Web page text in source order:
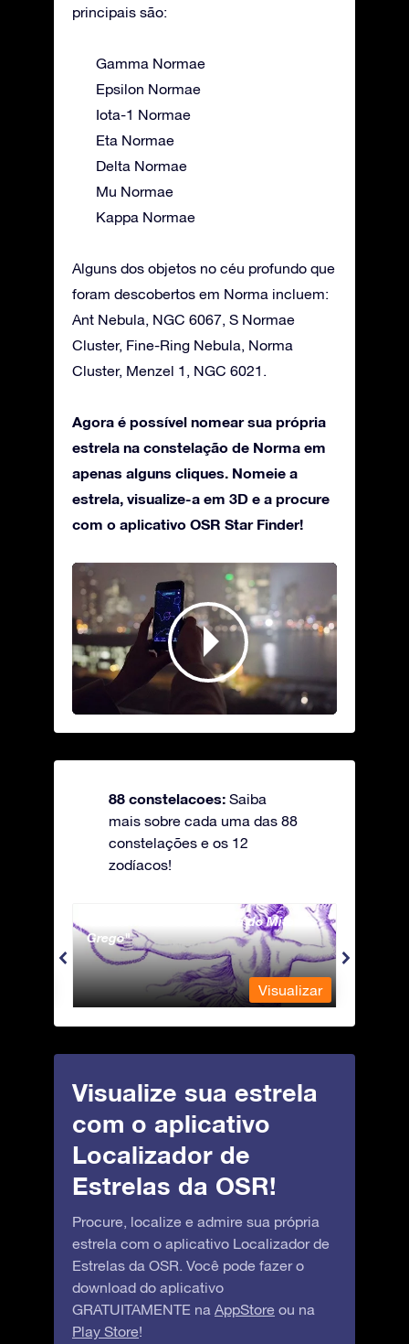
principais são:
Gamma Normae
Epsilon Normae
Iota-1 Normae
Eta Normae
Delta Normae
Mu Normae
Kappa Normae
Alguns dos objetos no céu profundo que
foram descobertos em Norma incluem:
Ant Nebula, NGC 6067, S Normae
Cluster, Fine-Ring Nebula, Norma
Cluster, Menzel 1, NGC 6021.
Agora é possível nomear sua própria
estrela na constelação de Norma em
apenas alguns cliques. Nomeie a
estrela, visualize-a em 3D e a procure
com o aplicativo OSR Star Finder!
88 constelacoes: Saiba
mais sobre cada uma das 88
constelações e os 12
zodíacos!
Andromeda - A Princesa do Mito
Grego
Visualizar
Visualize sua estrela
com o aplicativo
Localizador de
Estrelas da OSR!
Procure, localize e admire sua própria
estrela com o aplicativo Localizador de
Estrelas da OSR. Você pode fazer o
download do aplicativo
GRATUITAMENTE na AppStore ou na
Play Store!